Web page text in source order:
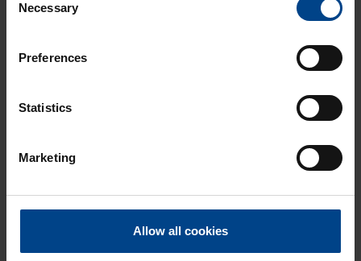
Selection
Necessary
Preferences
Statistics
Marketing
Allow all cookies
myynti@utuautomation.fi